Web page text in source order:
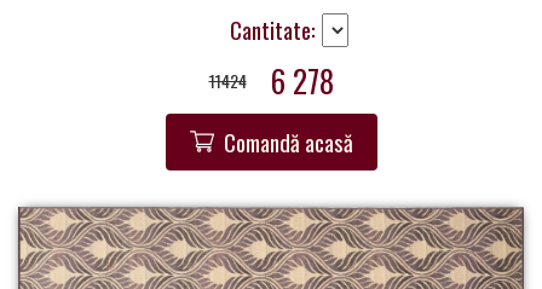
Cantitate:
11424 6 278
Comandă acasă